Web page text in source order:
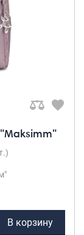
В корзину